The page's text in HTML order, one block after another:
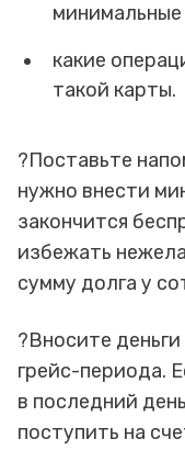
какие
такой карты.
?Поставьте
нужно внести
закончится
избежать
сумму долга у
?Вносите
грейс-периода.
в последний
поступить на